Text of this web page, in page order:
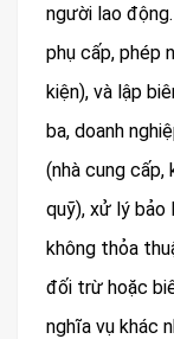
người lao
phụ cấp, phép
kiện), và lập
ba, doanh
(nhà cung
quỹ), xử lý bảo
không thỏa
đối trừ hoặc
nghĩa vụ khác